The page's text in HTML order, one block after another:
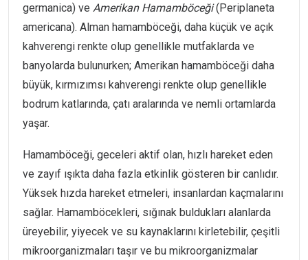
germanica) ve Amerikan Hamamböceği(Periplaneta
americana). Alman hamamböceği, daha küçük ve açık
kahverengi renkte olup genellikle mutfaklarda ve
banyolarda bulunurken; Amerikan hamamböceği daha
büyük, kırmızımsı kahverengi renkte olup genellikle
bodrum katlarında, çatı aralarında ve nemli ortamlarda
yaşar.
Hamamböceği, geceleri aktif olan, hızlı hareket eden
ve zayıf ışıkta daha fazla etkinlik gösteren bir canlıdır.
Yüksek hızda hareket etmeleri, insanlardan kaçmalarını
sağlar. Hamamböcekleri, sığınak buldukları alanlarda
üreyebilir, yiyecek ve su kaynaklarını kirletebilir, çeşitli
mikroorganizmaları taşır ve bu mikroorganizmalar